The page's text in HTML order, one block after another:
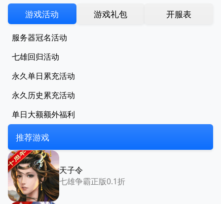
游戏活动 游戏礼包 开服表
服务器冠名活动
七雄回归活动
永久单日累充活动
永久历史累充活动
单日大额额外福利
推荐游戏
天子令
七雄争霸正版0.1折